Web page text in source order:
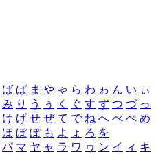
ば ぱ ま や ゃ ら わ ゎ ん い ぃ
み り う ぅ く ぐ す ず つ づ っ
け げ せ ぜ て で ね へ べ ぺ め
ほ ぼ ぽ も よ ょ ろ を
パ マ ヤ ャ ラ ワ ヮ ン イ ィ キ